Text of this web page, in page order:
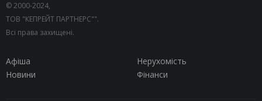
© 2000-2024,
ТОВ "КЕПРЕЙТ ПАРТНЕРС"".
Всі права захищені.
Афіша
Нерухомість
Новини
Фінанси